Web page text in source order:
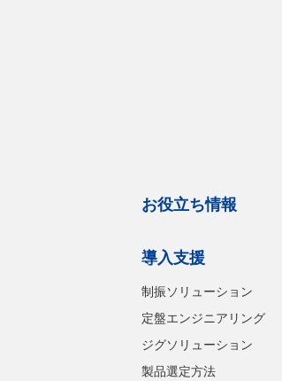
お役立ち情報
導入支援
制振ソリューション
定盤エンジニアリング
ジグソリューション
製品選定方法